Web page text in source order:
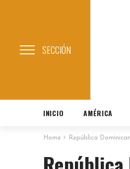
SECCIÓN
INICIO AMÉRICA
Home República